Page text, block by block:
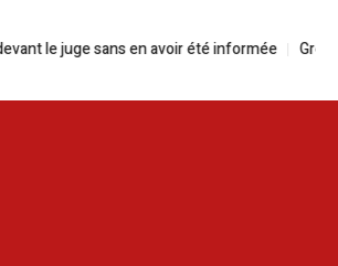
le juge sans en avoir été informée Green